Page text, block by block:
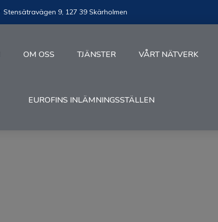
Stensätravägen 9, 127 39 Skärholmen
OM OSS TJÄNSTER VÅRT NÄTVERK
EUROFINS INLÄMNINGSSTÄLLEN